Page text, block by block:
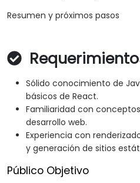
Resumen y próximos pasos
Sólido conocimiento de
básicos de React.
Familiaridad con
desarrollo web.
Experiencia con
y generación de sitios
Público Objetivo